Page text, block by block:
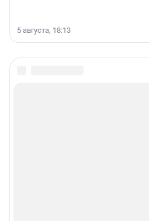
5 августа, 18:13